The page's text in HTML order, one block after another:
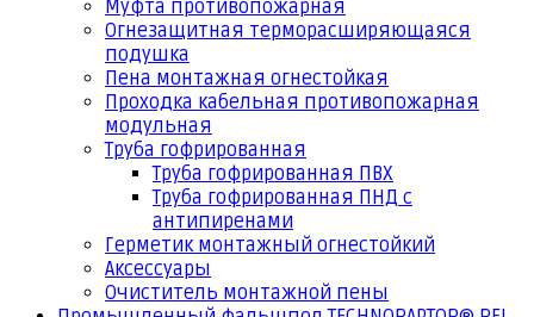
Муфта противопожарная
Огнезащитная терморасширяющаяся
подушка
Пена монтажная огнестойкая
Проходка кабельная противопожарная
модульная
Труба гофрированная
Труба гофрированная ПВХ
Труба гофрированная ПНД с
антипиренами
Герметик монтажный огнестойкий
Аксессуары
Очиститель монтажной пены